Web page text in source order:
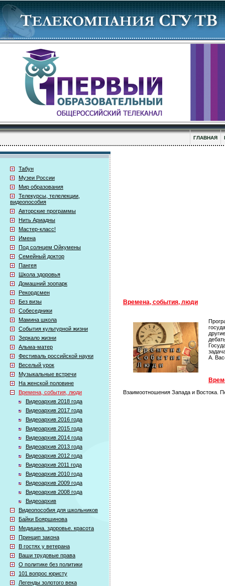
ГЛАВНАЯ
Табун
Музеи России
Мир образования
Телекурсы, телелекции,
видеопособия
Авторские программы
Нить Ариадны
Мастер-класс!
Имена
Под солнцем Ойкумены
Семейный доктор
Пангея
Школа здоровья
Домашний зоопарк
Рекордсмен
Без визы
Собеседники
Мамина школа
События культурной жизни
Зеркало жизни
Альма-матер
Фестиваль российской науки
Веселый урок
Музыкальные встречи
На женской половине
Времена, события, люди
Видеоархив 2018 года
Видеоархив 2017 года
Видеоархив 2016 года
Видеоархив 2015 года
Видеоархив 2014 года
Видеоархив 2013 года
Видеоархив 2012 года
Видеоархив 2011 года
Видеоархив 2010 года
Видеоархив 2009 года
Видеоархив 2008 года
Видеоархив
Видеопособия для школьников
Байки Бояршинова
Медицина. здоровье. красота
Принцип закона
В гостях у ветерана
Ваши трудовые права
О политике без политики
101 вопрос юристу
Легенды золотого века
Времена, события, люди
А.
Взаимоотношения Запада и Востока.